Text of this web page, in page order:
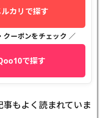
カリで探す
クーポンをチェック ／
で探す
もよく読まれていま